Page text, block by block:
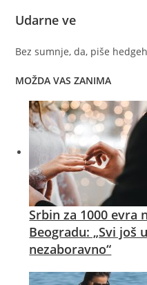
Udarne ve
Bez sumnje, da, piše
MOŽDA VAS ZANIMA
Srbin za 1000 evra
Beogradu: „Svi još
nezaboravno“